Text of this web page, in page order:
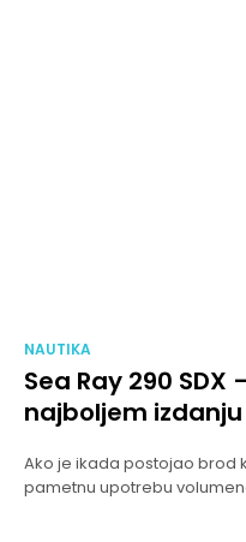
NAUTIKA
Sea Ray 290 SDX
najboljem izdanju
Ako je ikada postojao brod
pametnu upotrebu